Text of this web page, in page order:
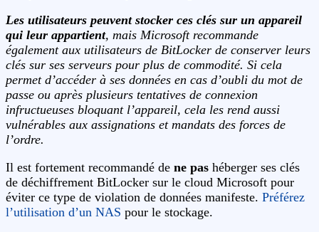
Les utilisateurs peuvent stocker ces clés sur un appareil
qui leur appartient, mais Microsoft recommande
également aux utilisateurs de BitLocker de conserver leurs
clés sur ses serveurs pour plus de commodité. Si cela
permet d’accéder à ses données en cas d’oubli du mot de
passe ou après plusieurs tentatives de connexion
infructueuses bloquant l’appareil, cela les rend aussi
vulnérables aux assignations et mandats des forces de
l’ordre.
Il est fortement recommandé de ne pas héberger ses clés
de déchiffrement BitLocker sur le cloud Microsoft pour
éviter ce type de violation de données manifeste. Préférez
l’utilisation d’un NAS pour le stockage.